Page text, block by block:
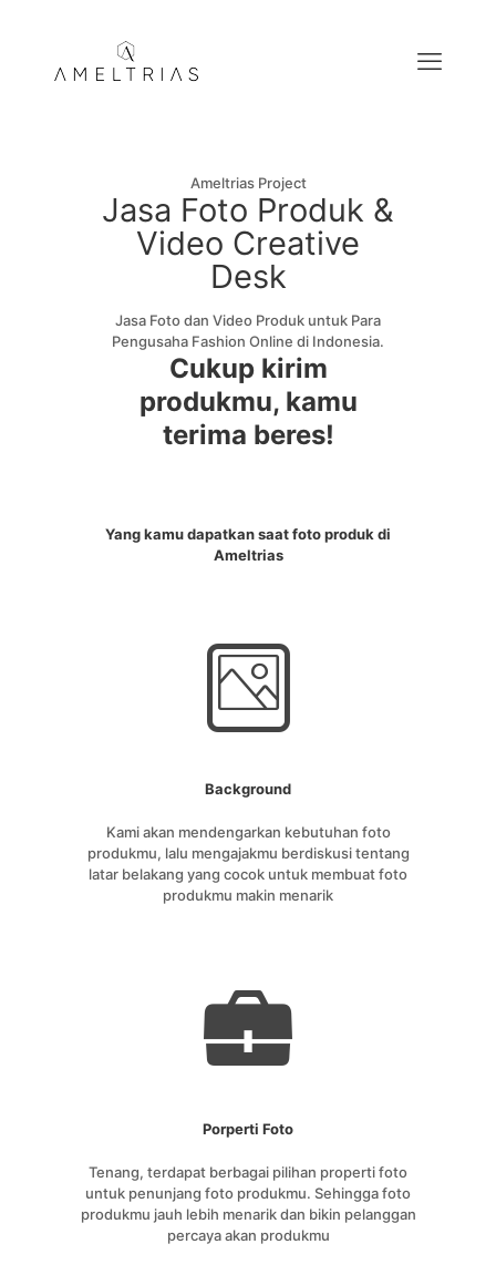
Ameltrias Project
Jasa Foto Produk &
Video Creative
Desk
Jasa Foto dan Video Produk untuk Para
Pengusaha Fashion Online di Indonesia.
Cukup kirim
produkmu, kamu
terima beres!
Yang kamu dapatkan saat foto produk di
Ameltrias
Background
Kami akan mendengarkan kebutuhan foto
produkmu, lalu mengajakmu berdiskusi tentang
latar belakang yang cocok untuk membuat foto
produkmu makin menarik
Porperti Foto
Tenang, terdapat berbagai pilihan properti foto
untuk penunjang foto produkmu. Sehingga foto
produkmu jauh lebih menarik dan bikin pelanggan
percaya akan produkmu